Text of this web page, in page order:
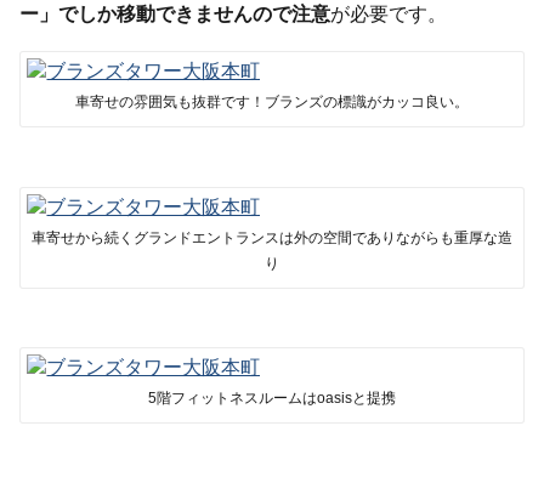
ー」でしか移動できませんので注意が必要です。
車寄せの雰囲気も抜群です！ブランズの標識がカッコ良い。
車寄せから続くグランドエントランスは外の空間でありながらも重厚な造
り
5階フィットネスルームはoasisと提携